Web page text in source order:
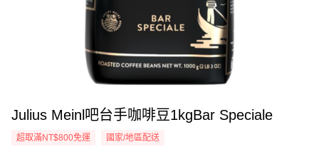
Julius Meinl吧台手咖啡豆1kgBar Speciale
超取滿NT$800免運 國家/地區配送